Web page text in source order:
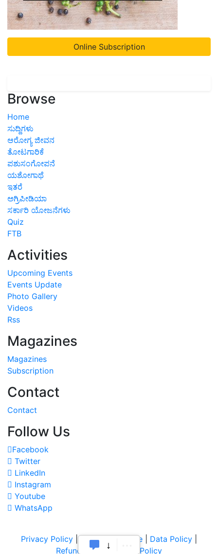
Online Subscription
Browse
Home
ಸುದ್ದಿಗಳು
ಆರೋಗ್ಯ ಜೀವನ
ತೋಟಗಾರಿಕೆ
ಪಶುಸಂಗೋಪನೆ
ಯಶೋಗಾಥೆ
ಇತರೆ
ಅಗ್ರಿಪೀಡಿಯಾ
ಸರ್ಕಾರಿ ಯೋಜನೆಗಳು
Quiz
FTB
Activities
Upcoming Events
Events Update
Photo Gallery
Videos
Rss
Magazines
Magazines
Subscription
Contact
Contact
Follow Us
Facebook
Twitter
LinkedIn
Instagram
Youtube
WhatsApp
Privacy Policy |Terms of Service Data Policy
Refund & Cancellation Policy